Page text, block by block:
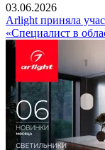
03.06.2026
Arlight приняла
«Специалист в